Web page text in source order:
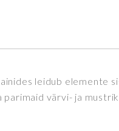
leidub elemente
värvi- ja